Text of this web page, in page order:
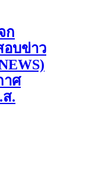
ก
อบข่าว
าศ
.